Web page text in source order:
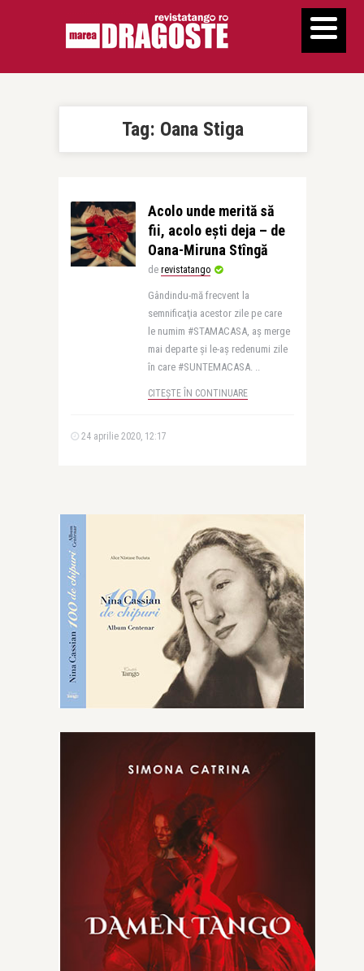
Tag: Oana Stiga
Acolo unde merită să
fii, acolo eşti deja – de
Oana-Miruna Stîngă
de revistatango
Gândindu-mă frecvent la
semnificaţia acestor zile pe care
le numim #STAMACASA, aş merge
mai departe şi le-aş redenumi zile
în care #SUNTEMACASA. ..
CITEȘTE ÎN CONTINUARE
24 aprilie 2020, 12:17